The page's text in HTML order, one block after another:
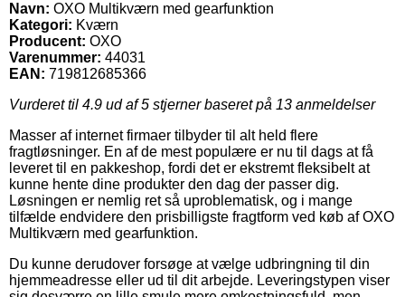
Navn: OXO Multikværn med gearfunktion
Kategori: Kværn
Producent: OXO
Varenummer: 44031
EAN: 719812685366
Vurderet til 4.9 ud af 5 stjerner baseret på 13 anmeldelser
Masser af internet firmaer tilbyder til alt held flere
fragtløsninger. En af de mest populære er nu til dags at få
leveret til en pakkeshop, fordi det er ekstremt fleksibelt at
kunne hente dine produkter den dag der passer dig.
Løsningen er nemlig ret så uproblematisk, og i mange
tilfælde endvidere den prisbilligste fragtform ved køb af OXO
Multikværn med gearfunktion.
Du kunne derudover forsøge at vælge udbringning til din
hjemmeadresse eller ud til dit arbejde. Leveringstypen viser